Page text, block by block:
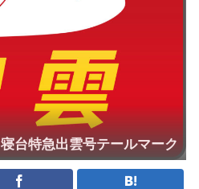
寝台特急出雲号テールマーク